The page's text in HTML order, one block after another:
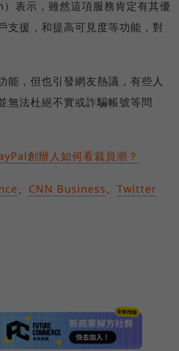
表示，雖然這項服務肯定有其優
支援，和提高可見度等功能，對
能，但也引發網友熱議，有些人
無法杜絕不實或詐騙帳號等問
創辦人如何看裁員潮？
、 CNN Business、 Twitter